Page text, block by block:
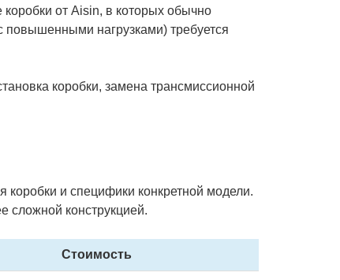
от Aisin, в которых обычно
повышенными нагрузками) требуется
коробки, замена трансмиссионной
и специфики конкретной модели.
сложной конструкцией.
Стоимость